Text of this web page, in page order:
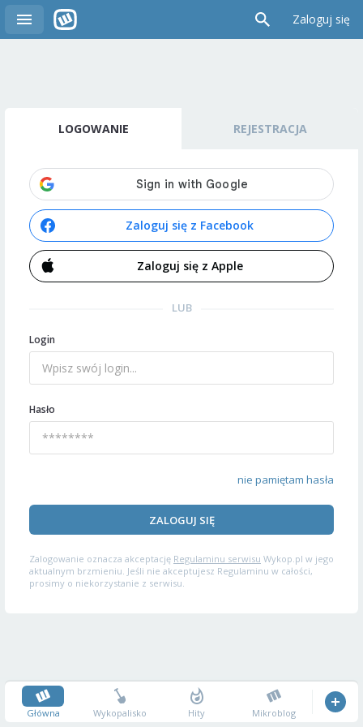
Zaloguj się
LOGOWANIE REJESTRACJA
Zaloguj się z Facebook
Zaloguj się z Apple
LUB
Login
Hasło
nie pamiętam hasła
ZALOGUJ SIĘ
Zalogowanie oznacza akceptację Regulaminu serwisu Wykop.pl w jego
aktualnym brzmieniu. Jeśli nie akceptujesz Regulaminu w całości,
prosimy o niekorzystanie z serwisu.
Główna Wykopalisko Hity Mikroblog